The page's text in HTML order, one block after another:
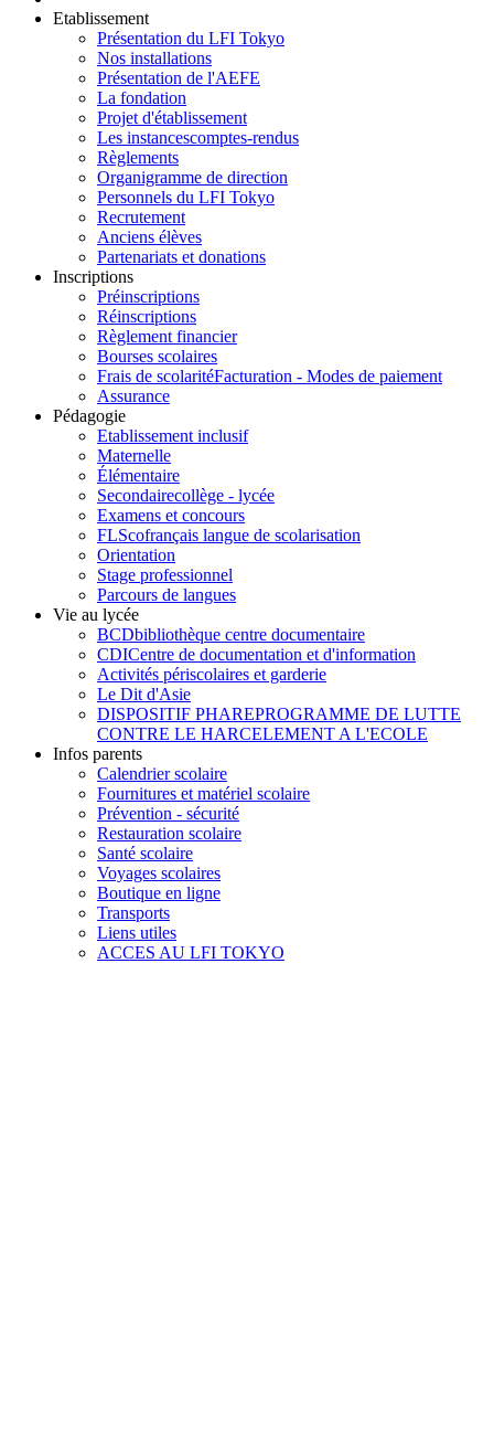
Etablissement
Présentation du LFI Tokyo
Nos installations
Présentation de l'AEFE
La fondation
Projet d'établissement
Les instancescomptes-rendus
Règlements
Organigramme de direction
Personnels du LFI Tokyo
Recrutement
Anciens élèves
Partenariats et donations
Inscriptions
Préinscriptions
Réinscriptions
Règlement financier
Bourses scolaires
Frais de scolaritéFacturation - Modes de paiement
Assurance
Pédagogie
Etablissement inclusif
Maternelle
Élémentaire
Secondairecollège - lycée
Examens et concours
FLScofrançais langue de scolarisation
Orientation
Stage professionnel
Parcours de langues
Vie au lycée
BCDbibliothèque centre documentaire
CDICentre de documentation et d'information
Activités périscolaires et garderie
Le Dit d'Asie
DISPOSITIF PHAREPROGRAMME DE LUTTE
CONTRE LE HARCELEMENT A L'ECOLE
Infos parents
Calendrier scolaire
Fournitures et matériel scolaire
Prévention - sécurité
Restauration scolaire
Santé scolaire
Voyages scolaires
Boutique en ligne
Transports
Liens utiles
ACCES AU LFI TOKYO